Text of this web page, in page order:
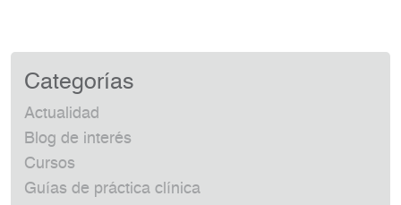
Categorías
Actualidad
Blog de interés
Cursos
Guías de práctica clínica